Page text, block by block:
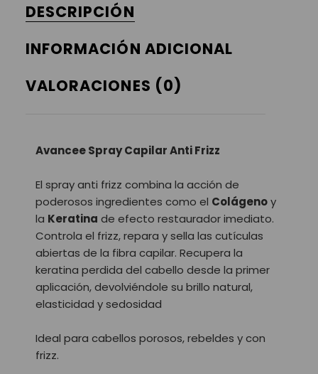
DESCRIPCIÓN
INFORMACIÓN ADICIONAL
VALORACIONES (0)
Avancee Spray Capilar Anti Frizz
El spray anti frizz combina la acción de
poderosos ingredientes como el Colágenoy
la Keratina de efecto restaurador imediato.
Controla el frizz, repara y sella las cutículas
abiertas de la fibra capilar. Recupera la
keratina perdida del cabello desde la primer
aplicación, devolviéndole su brillo natural,
elasticidad y sedosidad
Ideal para cabellos porosos, rebeldes y con
frizz.